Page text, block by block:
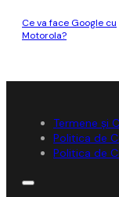
Ce va face Google cu
Motorola?
Termene și
Politica de
Politica de